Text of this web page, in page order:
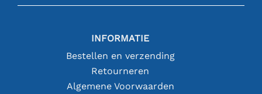
INFORMATIE
Bestellen en verzending
Retourneren
Algemene Voorwaarden